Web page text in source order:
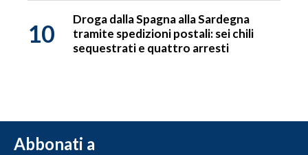
10
Droga dalla Spagna alla Sardegna
tramite spedizioni postali: sei chili
sequestrati e quattro arresti
Abbonati a